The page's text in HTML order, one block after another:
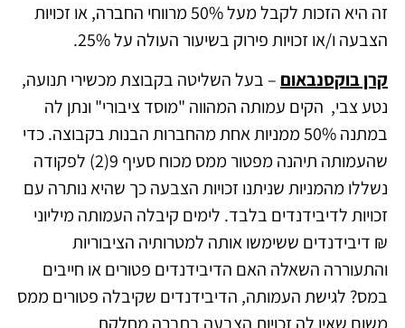
זה היא הזכות לקבל מעל 50% מרווחי החברה, או זכויות
הצבעה ו/או זכויות פירוק בשיעור העולה על 25%.
קרן בוקסנבאום – בעל השליטה בקבוצת מכשירי תנועה,
נטע צבי, הקים עמותה המהווה "מוסד ציבורי" ונתן לה
במתנה 50% ממניות אחת מהחברות הבנות בקבוצה. כדי
שהעמותה תיהנה מפטור ממס מכוח סעיף 9(2) לפקודה
נשללו מהמניות שניתנו זכויות הצבעה כך שהיא נותרה עם
זכויות לדיבידנדים בלבד. לימים קיבלה העמותה מיליוני
₪ דיבידנדים ששימשו אותה למטרותיה הציבוריות
והתעוררה השאלה האם הדיבידנדים פטורים או חייבים
במס? לגישת העמותה, הדיבידנדים שקיבלה פטורים ממס